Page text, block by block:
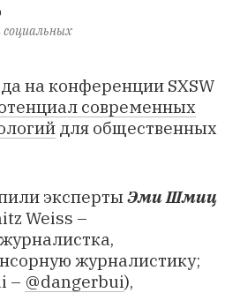
социальных
на конференции SXSW
современных
для общественных
экспертыЭми Шмиц
Weiss –
журналистику;
– @dangerbui),